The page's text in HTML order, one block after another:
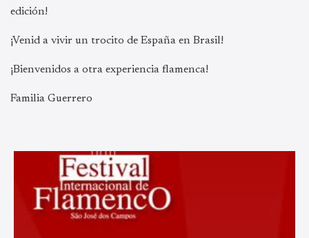
edición!
¡Venid a vivir un trocito de España en Brasil!
¡Bienvenidos a otra experiencia flamenca!
Familia Guerrero